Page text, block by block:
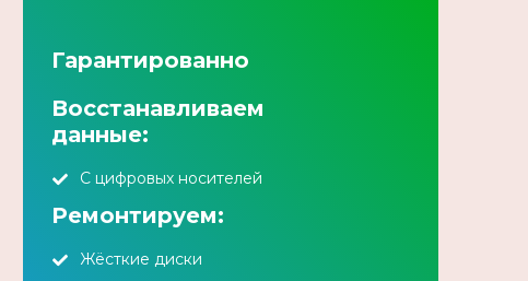
Гарантированно
Восстанавливаем
данные:
С цифровых носителей
Ремонтируем:
Жёсткие диски